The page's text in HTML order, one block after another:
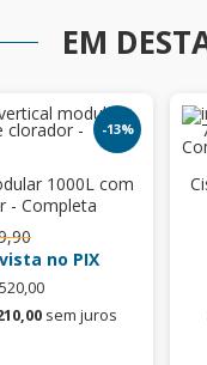
EM
-13%
1000L com
- Completa
no PIX
sem juros